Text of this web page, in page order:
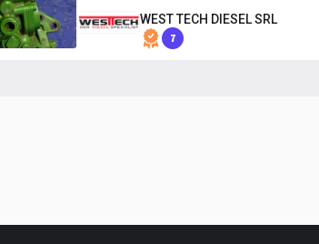
WEST TECH DIESEL SRL
7